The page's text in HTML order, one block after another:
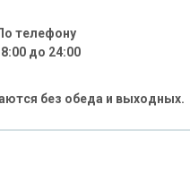
телефону
8:00 до 24:00
без обеда и выходных.